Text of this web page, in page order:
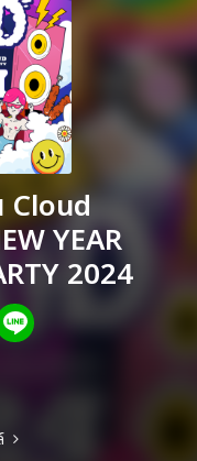
Cloud
YEAR
2024